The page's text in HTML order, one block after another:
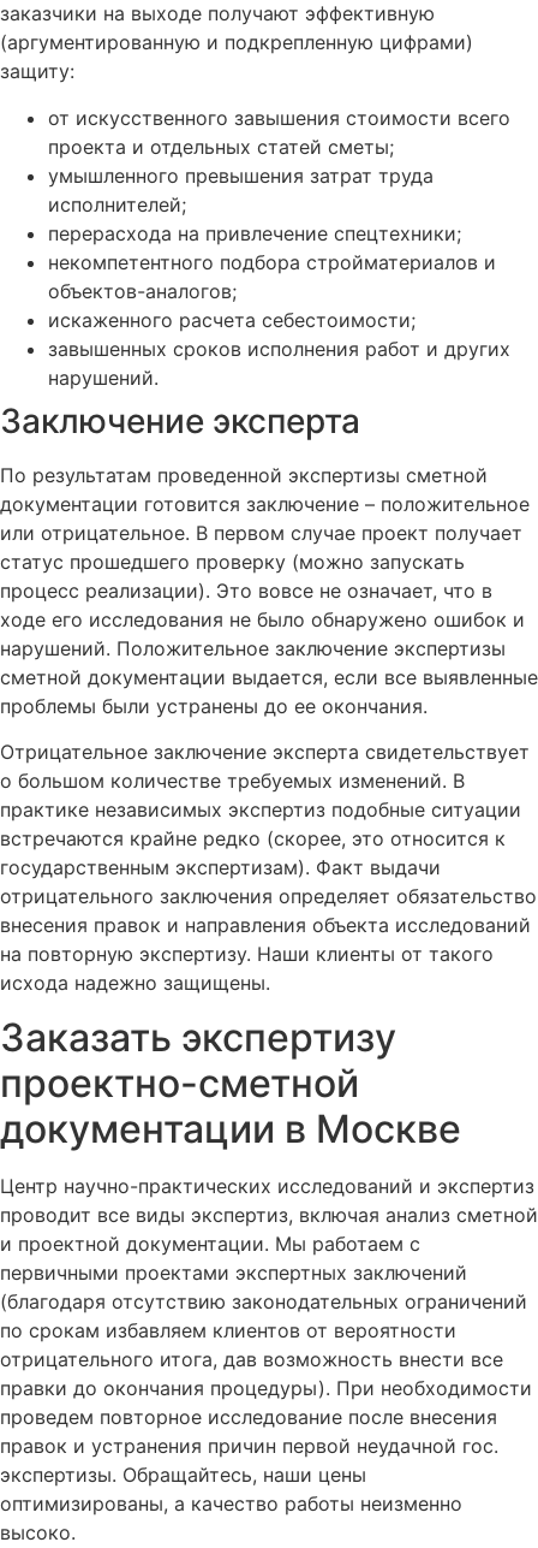
заказчики на выходе получают эффективную
(аргументированную и подкрепленную цифрами)
защиту:
от искусственного завышения стоимости всего
проекта и отдельных статей сметы;
умышленного превышения затрат труда
исполнителей;
перерасхода на привлечение спецтехники;
некомпетентного подбора стройматериалов и
объектов-аналогов;
искаженного расчета себестоимости;
завышенных сроков исполнения работ и других
нарушений.
Заключение эксперта
По результатам проведенной экспертизы сметной
документации готовится заключение – положительное
или отрицательное. В первом случае проект получает
статус прошедшего проверку (можно запускать
процесс реализации). Это вовсе не означает, что в
ходе его исследования не было обнаружено ошибок и
нарушений. Положительное заключение экспертизы
сметной документации выдается, если все выявленные
проблемы были устранены до ее окончания.
Отрицательное заключение эксперта свидетельствует
о большом количестве требуемых изменений. В
практике независимых экспертиз подобные ситуации
встречаются крайне редко (скорее, это относится к
государственным экспертизам). Факт выдачи
отрицательного заключения определяет обязательство
внесения правок и направления объекта исследований
на повторную экспертизу. Наши клиенты от такого
исхода надежно защищены.
Заказать экспертизу
проектно-сметной
документации в Москве
Центр научно-практических исследований и экспертиз
проводит все виды экспертиз, включая анализ сметной
и проектной документации. Мы работаем с
первичными проектами экспертных заключений
(благодаря отсутствию законодательных ограничений
по срокам избавляем клиентов от вероятности
отрицательного итога, дав возможность внести все
правки до окончания процедуры). При необходимости
проведем повторное исследование после внесения
правок и устранения причин первой неудачной гос.
экспертизы. Обращайтесь, наши цены
оптимизированы, а качество работы неизменно
высоко.